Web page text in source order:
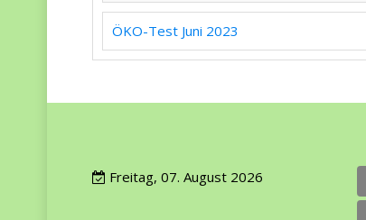
ÖKO-Test Juni 2023
Freitag, 07. August 2026